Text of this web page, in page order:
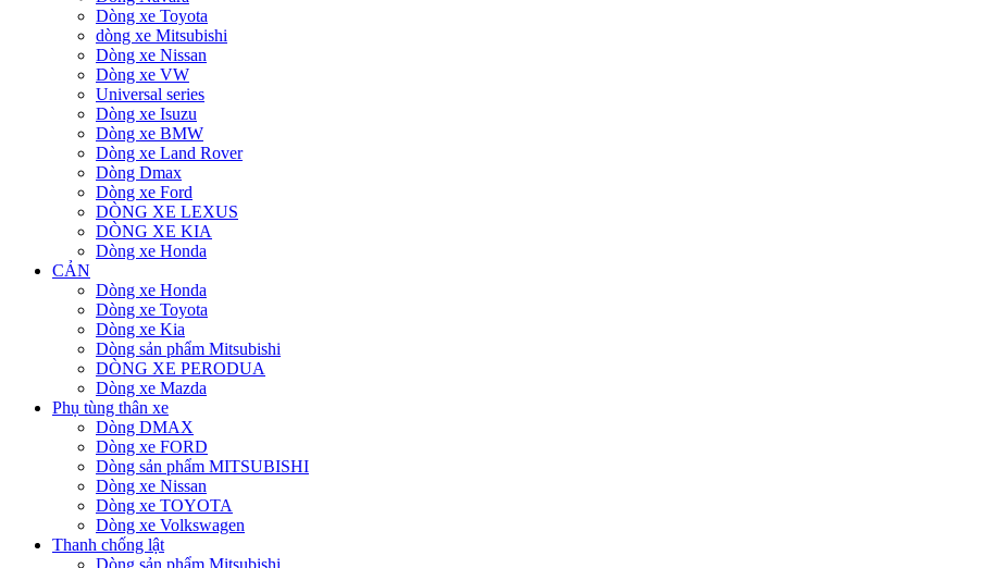
Dòng xe Toyota
dòng xe Mitsubishi
Dòng xe Nissan
Dòng xe VW
Universal series
Dòng xe Isuzu
Dòng xe BMW
Dòng xe Land Rover
Dòng Dmax
Dòng xe Ford
DÒNG XE LEXUS
DÒNG XE KIA
Dòng xe Honda
CẢN
Dòng xe Honda
Dòng xe Toyota
Dòng xe Kia
Dòng sản phẩm Mitsubishi
DÒNG XE PERODUA
Dòng xe Mazda
Phụ tùng thân xe
Dòng DMAX
Dòng xe FORD
Dòng sản phẩm MITSUBISHI
Dòng xe Nissan
Dòng xe TOYOTA
Dòng xe Volkswagen
Thanh chống lật
Dòng sản phẩm Mitsubishi